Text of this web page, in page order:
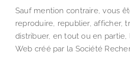
Sauf mention contraire, vous
reproduire, republier, afficher,
distribuer, en tout ou en
Web créé par la Société